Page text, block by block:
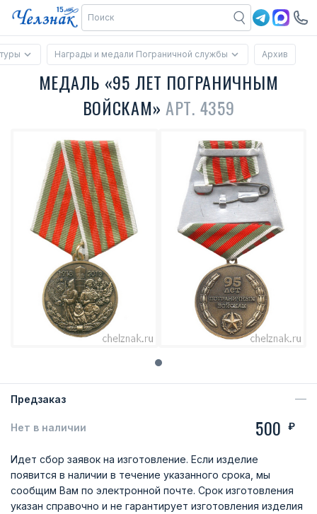
Награды и медали Пограничной службы Архив
МЕДАЛЬ «95 ЛЕТ ПОГРАНИЧНЫМ
ВОЙСКАМ» АРТ. 4359
Предзаказ
Нет в наличии 500 ₽
Идет сбор заявок на изготовление. Если изделие
появится в наличии в течение указанного срока, мы
сообщим Вам по электронной почте. Срок изготовления
указан справочно и не гарантирует изготовления изделия